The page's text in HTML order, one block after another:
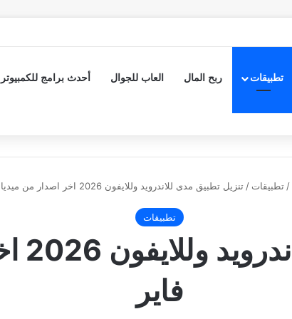
تطبيقات ربح المال العاب للجوال أحدث برامج للكمبيوتر
/ تطبيقات / تنزيل تطبيق مدى للاندرويد وللايفون 2026 اخر اصدار من ميديا فاير
تطبيقات
فاير